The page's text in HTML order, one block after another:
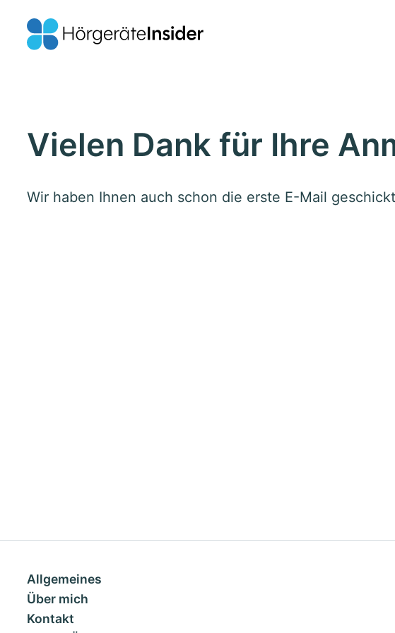
Vielen Dank für Ihre
Wir haben Ihnen auch schon die erste E-Mail
Allgemeines
Über mich
Kontakt